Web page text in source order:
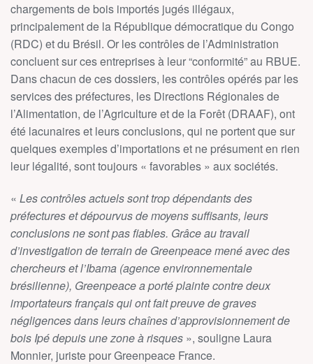
chargements de bois importés jugés illégaux,
principalement de la République démocratique du Congo
(RDC) et du Brésil. Or les contrôles de l’Administration
concluent sur ces entreprises à leur “conformité” au RBUE.
Dans chacun de ces dossiers, les contrôles opérés par les
services des préfectures, les Directions Régionales de
l’Alimentation, de l’Agriculture et de la Forêt (DRAAF), ont
été lacunaires et leurs conclusions, qui ne portent que sur
quelques exemples d’importations et ne présument en rien
leur légalité, sont toujours « favorables » aux sociétés.
« Les contrôles actuels sont trop dépendants des
préfectures et dépourvus de moyens suffisants, leurs
conclusions ne sont pas fiables. Grâce au travail
d’investigation de terrain de Greenpeace mené avec des
chercheurs et l’Ibama (agence environnementale
brésilienne), Greenpeace a porté plainte contre deux
importateurs français qui ont fait preuve de graves
négligences dans leurs chaînes d’approvisionnement de
bois Ipé depuis une zone à risques », souligne Laura
Monnier, juriste pour Greenpeace France.